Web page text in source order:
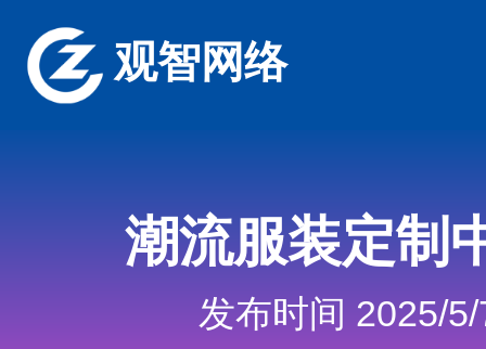
观智网络
潮流服装定制
发布时间 2025/